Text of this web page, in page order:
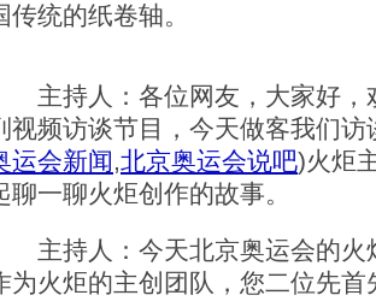
传统的纸卷轴。
主持人：各位网友，大家好，
视频访谈节目，今天做客我们访
运会新闻,北京奥运会说吧)火炬
聊一聊火炬创作的故事。
主持人：今天北京奥运会的火
为火炬的主创团队，您二位先首